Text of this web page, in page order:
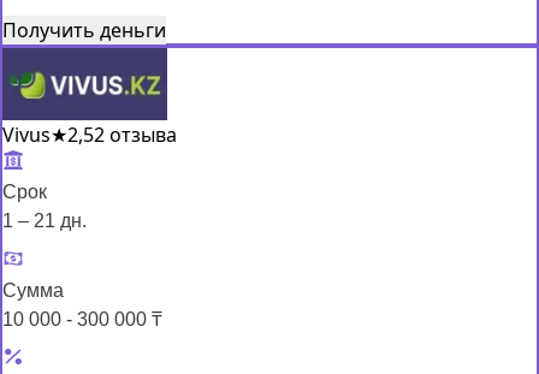
Получить деньги
Vivus★2,52 отзыва
Срок
1 – 21 дн.
Сумма
10 000 - 300 000 ₸